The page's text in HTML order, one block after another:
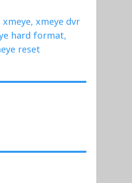
xmeye ,xmeye dvr
hard format